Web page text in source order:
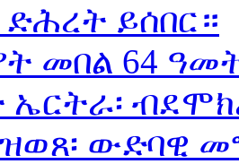
ይሰበር።
መበል 64
ውድባዊ